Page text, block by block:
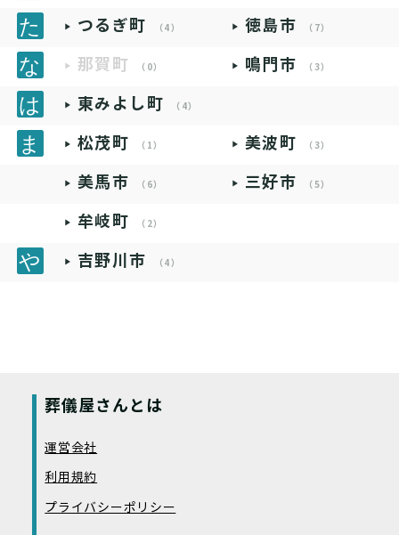
つるぎ町 （4） 徳島市 （7）
那賀町 （0） 鳴門市 （3）
東みよし町 （4）
松茂町 （1） 美波町 （3）
美馬市 （6） 三好市 （5）
牟岐町 （2）
吉野川市 （4）
葬儀屋さんとは
運営会社
利用規約
プライバシーポリシー